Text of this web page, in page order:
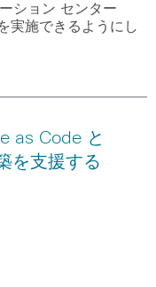
ション センター
実施できるようにし
as Code と
を支援する